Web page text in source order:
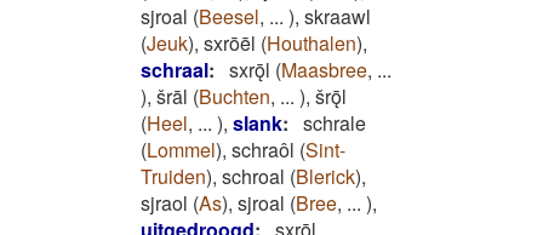
sjroal (Beesel, ... ), skraawl
(Jeuk), sxrōēl (Houthalen),
schraal: sxrǭl (Maasbree, ...
), šrāl (Buchten, ... ), šrǭl
(Heel, ... ), slank: schrale
(Lommel), schraôl (Sint-
Truiden), schroal (Blerick),
sjraol (As), sjroal (Bree, ... ),